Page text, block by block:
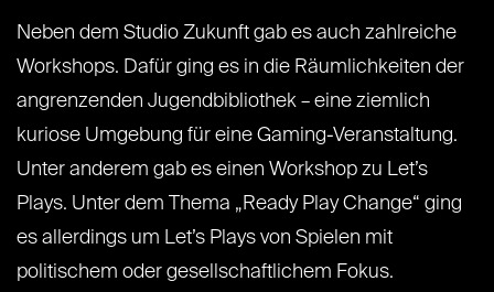
Neben dem Studio Zukunft gab es auch zahlreiche
Workshops. Dafür ging es in die Räumlichkeiten der
angrenzenden Jugendbibliothek – eine ziemlich
kuriose Umgebung für eine Gaming-Veranstaltung.
Unter anderem gab es einen Workshop zu Let’s
Plays. Unter dem Thema „Ready Play Change“ ging
es allerdings um Let’s Plays von Spielen mit
politischem oder gesellschaftlichem Fokus.